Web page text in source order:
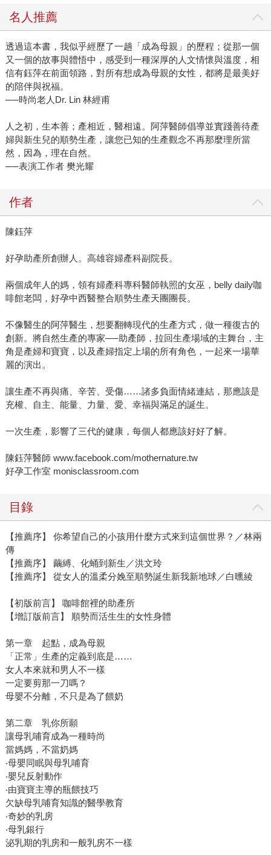
名人推薦
透過這本書，我似乎經歷了一趟「成為母親」的歷程；從那一個
又一個的故事與體悟中，感受到一種深厚的人文情懷與溫度，相
信有鈺萍在前面領路，對所有想成為母親的女性，都將是最美好
的陪伴與祝福。
──時尚老人Dr. Lin 林經甫
人之初，生本善；產相近，醫相遠。阿萍醫師倡導並實踐善待產
婦與新生兒的順勢生產，讓您已知的生產觀念不再那麼理所當
然，因為，理在自然。
──表演工作者 樊光耀
作者
陳鈺萍
好孕助產所創辦人。高雄容婦產科副院長。
兩個成年人的媽，領有婦產科專科醫師執照的女巫，belly daily咖
啡館老闆，好孕中西醫整合順勢生產天團團長。
不像醫生的阿萍醫生，想要翻轉現代的生產方式，做一種復古的
創新。將自然生產的專家──助產師，拉回生產場域的主舞台，主
角是產婦和寶寶，以及產婦指定上場的所有角色，一起來一場華
麗的演出。
讓生產不再與痛、辛苦、受傷……諸多負面情緒連結，那應該是
充權、自主、能量、力量、愛、幸福與滿足的誕生。
一次生產，影響了三代的健康，每個人都應該好好了解。
陳鈺萍醫師 www.facebook.com/mothernature.tw
好孕工作室 monisclassroom.com
目錄
【推薦序】 你希望自己的小孩用什麼方式來到這個世界？／林兩
傳
【推薦序】 繭縛、化蛹到新生／洪文玲
【推薦序】 從女人的溫柔分娩至順勢誕生新我新地球／白曛綾
【初版前言】 咖啡館裡的助產所
【增訂版前言】 順勢而活生生的女性身體
第一章 起點，成為母親
「正常」生產的定義到底是……
女人本來就和男人不一樣
一定要剪那一刀嗎？
母嬰不分離，不只是為了餵奶
第二章 乳你所願
讓母乳哺育成為一種時尚
當媽媽，不當奶媽
‧母嬰同眠與母乳哺育
‧嬰兒反射動作
‧由寶寶主導的瓶餵技巧
欠缺母乳哺育知識的醫學教育
‧奇妙的乳房
‧母乳銀行
泌乳期的乳房和一般乳房不一樣